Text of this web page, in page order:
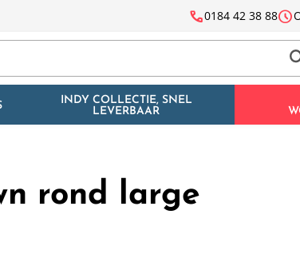
call0184 42 38 88schedule
INDY COLLECTIE, SNEL
LEVERBAAR
rond large